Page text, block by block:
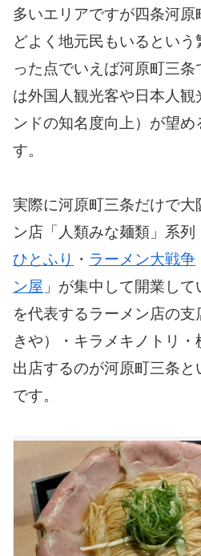
多いエリアですが四条河原
どよく地元民もいるとい
った点でいえば河原町三条
は外国人観光客や日本人観
ンドの知名度向上）が望め
す。
実際に河原町三条だけで大
ン店「人類みな麺類」系列
ひとふり ・ ラーメン大戦争
ン屋 」が集中して開業し
を代表するラーメン店の支
きや）・キラメキノトリ
出店するのが河原町三条と
です。